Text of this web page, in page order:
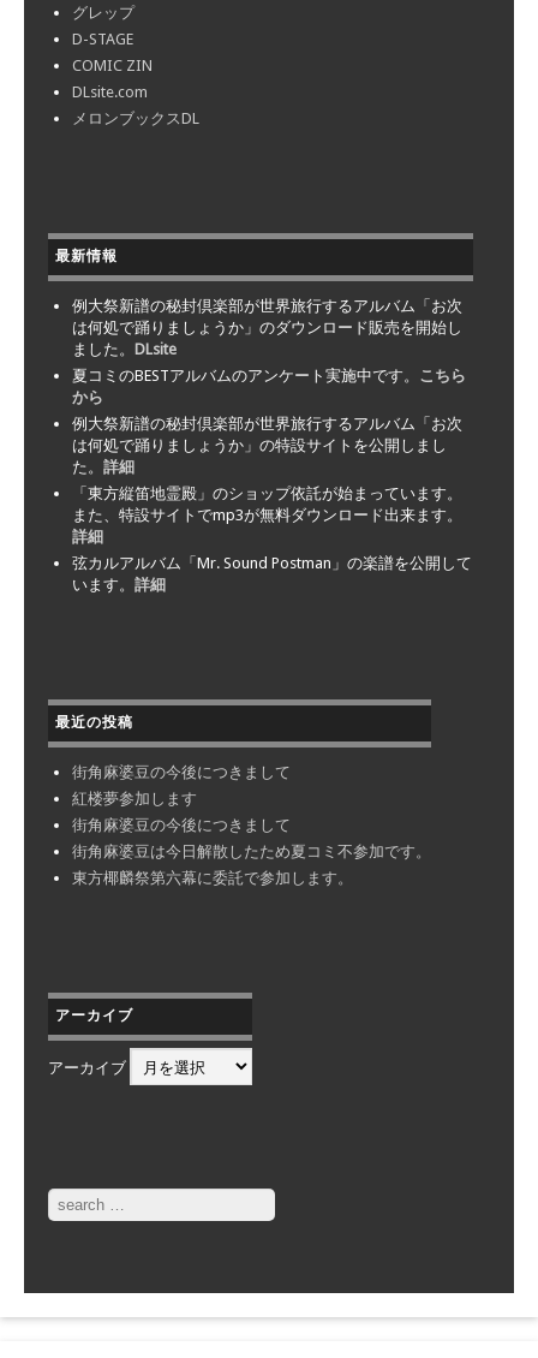
グレップ
D-STAGE
COMIC ZIN
DLsite.com
メロンブックスDL
最新情報
例大祭新譜の秘封倶楽部が世界旅行するアルバム「お次
は何処で踊りましょうか」のダウンロード販売を開始し
ました。 DLsite
夏コミのBESTアルバムのアンケート実施中です。 こちら
から
例大祭新譜の秘封倶楽部が世界旅行するアルバム「お次
は何処で踊りましょうか」の特設サイトを公開しまし
た。 詳細
「東方縦笛地霊殿」のショップ依託が始まっています。
また、特設サイトでmp3が無料ダウンロード出来ます。
詳細
弦カルアルバム「Mr. Sound Postman」の楽譜を公開して
います。 詳細
最近の投稿
街角麻婆豆の今後につきまして
紅楼夢参加します
街角麻婆豆の今後につきまして
街角麻婆豆は今日解散したため夏コミ不参加です。
東方椰麟祭第六幕に委託で参加します。
アーカイブ
アーカイブ
Search